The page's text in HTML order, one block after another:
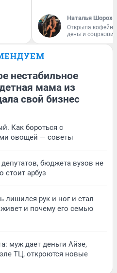
Наталья
Открыла
деньги
нестабильное
мама из
свой бизнес
Как бороться с
овощей — советы
бюджета вузов не
стоит арбуз
лишился рук и ног и стал
и почему его семью
муж дает деньги Айзе,
ТЦ, откроются новые